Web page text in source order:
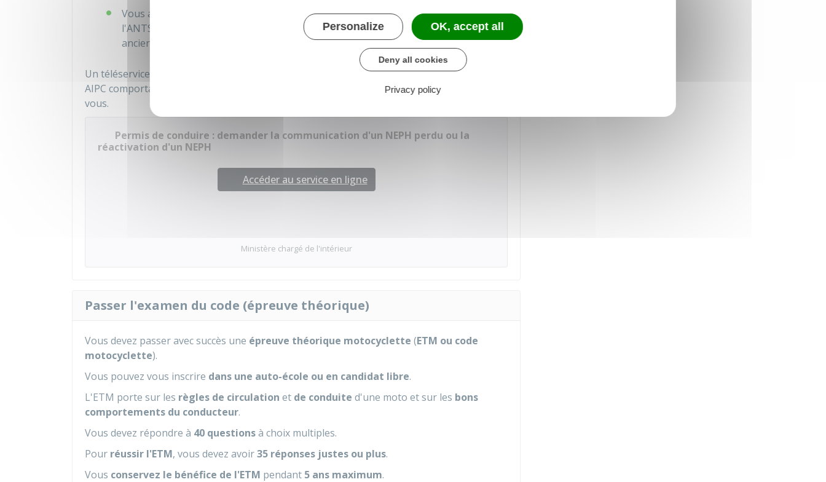
Vous avez
dépassé un délai de plus de 5 ansentre votre inscription sur le site de
l'ANTS et le passage du code. En effet le NEPH dont vous disposez peut être trop
ancien et ne plus vous permettre de passer les examens.
Un téléservice permet, après validation par le service compétent, de générer une nouvelle
AIPC comportant votre NEPH. Votre auto-école peut également réaliser la démarche pour
vous.
Permis de conduire : demander la communication d'un NEPH perdu ou la
réactivation d'un NEPH
Accéder au service en ligne
Ministère chargé de l'intérieur
Passer l'examen du code (épreuve théorique)
Vous devez passer avec succès une épreuve théorique motocyclette (ETM ou code
motocyclette).
Vous pouvez vous inscrire dans une auto-école ou en candidat libre.
L'ETM porte sur les règles de circulation et de conduite d'une moto et sur les bons
comportements du conducteur.
Vous devez répondre à 40 questionsà choix multiples.
Pour réussir l'ETM, vous devez avoir35 réponses justes ou plus.
Vous conservez le bénéfice de l'ETM pendant 5 ans maximum.
Personalize OK, accept all
Deny all cookies
Privacy policy